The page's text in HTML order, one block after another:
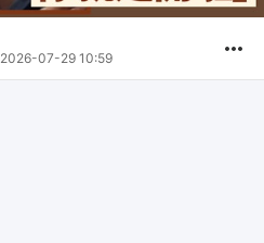
2026-07-29 10:59